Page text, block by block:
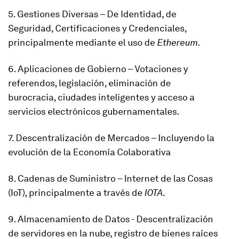
5. Gestiones Diversas – De Identidad, de
Seguridad, Certificaciones y Credenciales,
principalmente mediante el uso de Ethereum.
6. Aplicaciones de Gobierno – Votaciones y
referendos, legislación, eliminación de
burocracia, ciudades inteligentes y acceso a
servicios electrónicos gubernamentales.
7. Descentralización de Mercados – Incluyendo la
evolución de la Economía Colaborativa
8. Cadenas de Suministro – Internet de las Cosas
(IoT), principalmente a través de IOTA.
9. Almacenamiento de Datos - Descentralización
de servidores en la nube, registro de bienes raíces